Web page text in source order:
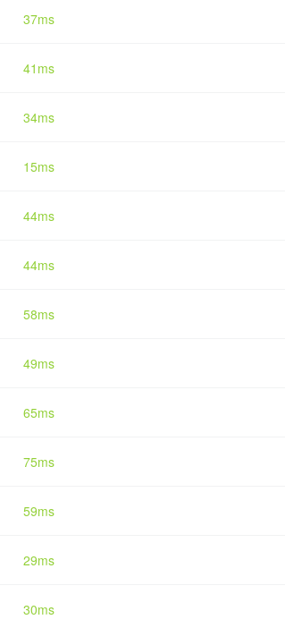
37ms
41ms
34ms
15ms
44ms
44ms
58ms
49ms
65ms
75ms
59ms
29ms
30ms